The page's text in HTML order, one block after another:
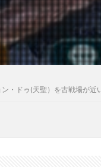
ン・ドゥ(天聖）を古戦場が